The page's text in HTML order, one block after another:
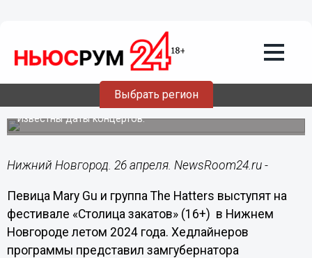
Выбрать регион
Mary Gu и The Hatters выступят на
«Столице закатов» в Нижнем
Известны даты концертов.
Нижний Новгород. 26 апреля. NewsRoom24.ru -
Певица Mary Gu и группа The Hatters выступят на
фестивале «Столица закатов» (16+) в Нижнем
Новгороде летом 2024 года. Хедлайнеров
программы представил замгубернатора